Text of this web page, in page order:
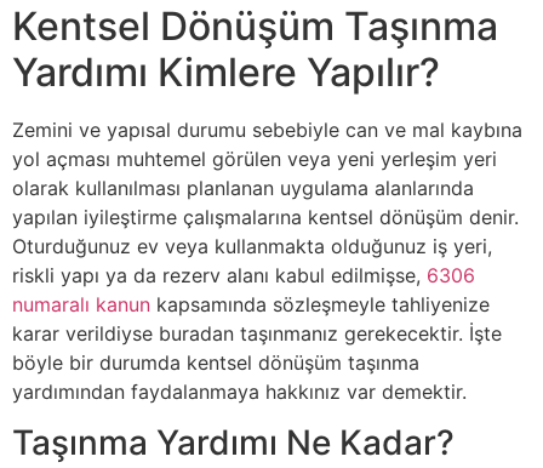
Kentsel Dönüşüm Taşınma
Yardımı Kimlere Yapılır?
Zemini ve yapısal durumu sebebiyle can ve mal kaybına
yol açması muhtemel görülen veya yeni yerleşim yeri
olarak kullanılması planlanan uygulama alanlarında
yapılan iyileştirme çalışmalarına kentsel dönüşüm denir.
Oturduğunuz ev veya kullanmakta olduğunuz iş yeri,
riskli yapı ya da rezerv alanı kabul edilmişse, 6306
numaralı kanun kapsamında sözleşmeyle tahliyenize
karar verildiyse buradan taşınmanız gerekecektir. İşte
böyle bir durumda kentsel dönüşüm taşınma
yardımından faydalanmaya hakkınız var demektir.
Taşınma Yardımı Ne Kadar?